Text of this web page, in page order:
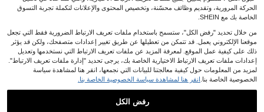
الحركة المرورية، وتقديم وظائف محسّنة، وتخصيص المحتوى والإعلانات لتكملة تجربة التسوق
الخاصة بك مع SHEIN.
من خلال تحديد "رفض الكل"، ستسمح باستخدام ملفات تعريف الارتباط الضرورية فقط التي تجعل
موقعنا الإلكتروني يعمل. قد تتمكن من تعطيلها عن طريق تغيير إعدادات متصفحك، ولكن قد يؤثر
ذلك على كيفية عمل الموقع. لمعرفة المزيد عن ملفات تعريف الارتباط التي نستخدمها وتعديل
إعدادات ملفات تعريف الارتباط الاختيارية الخاصة بك، يرجى تحديد "إدارة ملفات تعريف الارتباط".
لمزيد من المعلومات حول كيفية معالجتنا للبيانات التي نجمعها، انقر هنا لمشاهدة سياسة
الخصوصية الخاصة بنا. انقر هنا لمشاهدة سياسة الخصوصية الخاصة بنا.
رفض الكل